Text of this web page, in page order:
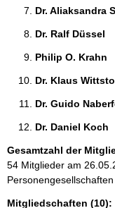
Dr. Aliaksandra
Dr. Ralf Düssel
Philip O. Krahn
Dr. Klaus
Dr. Guido
Dr. Daniel Koch
Gesamtzahl der
54 Mitglieder am
Mitgliedschaften (10):